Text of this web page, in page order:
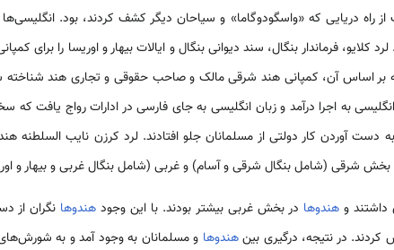
کلایو، فرماندار بنگال، سند دیوانی بنگال و ایالات بیهار و اوریسا را برای
کرد که بر اساس آن، کمپانی هند شرقی مالک و صاحب حقوقی و تجاری هند
به اجرا درآمد و زبان انگلیسی به جای فارسی در ادارات رواج یافت که
دست آوردن کار دولتی از مسلمانان جلو افتادند. لرد کرزن نایب السلطنه
وهندوها در بخش غربی بیشتر بودند. با این وجود هندوها نگران از
در نتیجه، درگیری بینهندوها و مسلمانان به وجود آمد و به